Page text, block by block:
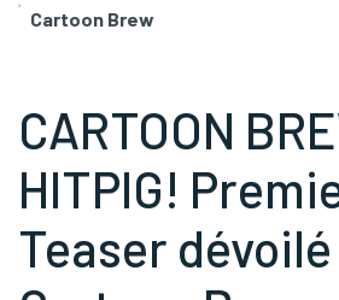
Cartoon Brew
CARTOON
HITPIG!
Teaser